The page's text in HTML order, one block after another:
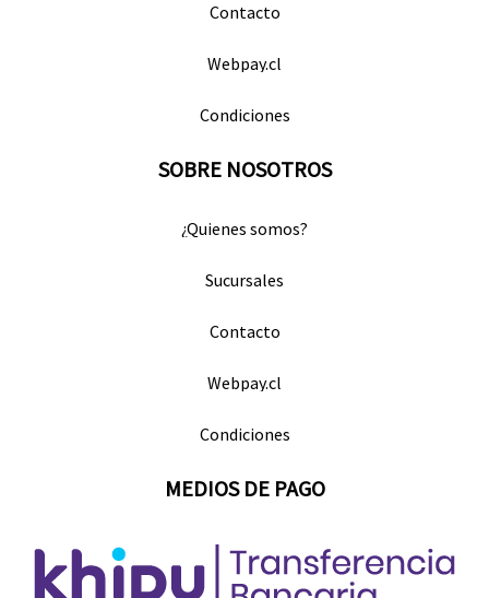
Contacto
Webpay.cl
Condiciones
SOBRE NOSOTROS
¿Quienes somos?
Sucursales
Contacto
Webpay.cl
Condiciones
MEDIOS DE PAGO